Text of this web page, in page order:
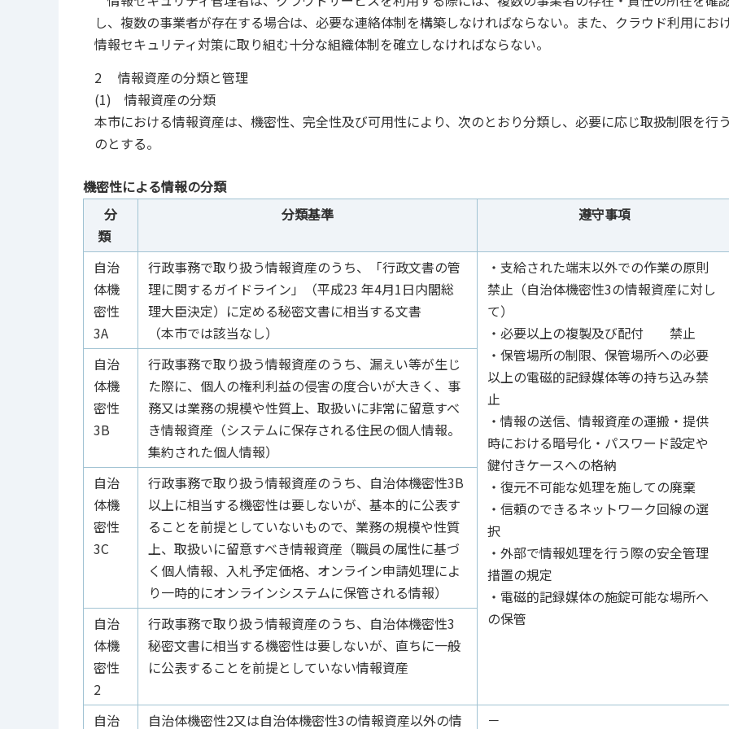
し、複数の事業者が存在する場合は、必要な連絡体制を構築しなければならない。また、クラウド利用にお
情報セキュリティ対策に取り組む十分な組織体制を確立しなければならない。
2 情報資産の分類と管理
(1) 情報資産の分類
本市における情報資産は、機密性、完全性及び可用性により、次のとおり分類し、必要に応じ取扱制限を行
のとする。
機密性による情報の分類
分
類
分類基準 遵守事項
自治
体機
密性
3A
行政事務で取り扱う情報資産のうち、「行政文書の管
理に関するガイドライン」（平成23 年4月1日内閣総
理大臣決定）に定める秘密文書に相当する文書
（本市では該当なし）
・支給された端末以外での作業の原則
禁止（自治体機密性3の情報資産に対し
て）
・必要以上の複製及び配付 禁止
・保管場所の制限、保管場所への必要
以上の電磁的記録媒体等の持ち込み禁
止
・情報の送信、情報資産の運搬・提供
時における暗号化・パスワード設定や
鍵付きケースへの格納
・復元不可能な処理を施しての廃棄
・信頼のできるネットワーク回線の選
択
・外部で情報処理を行う際の安全管理
措置の規定
・電磁的記録媒体の施錠可能な場所へ
の保管
自治
体機
密性
3B
行政事務で取り扱う情報資産のうち、漏えい等が生じ
た際に、個人の権利利益の侵害の度合いが大きく、事
務又は業務の規模や性質上、取扱いに非常に留意すべ
き情報資産 （システムに保存される住民の個人情報。
集約された個人情報）
自治
体機
密性
3C
行政事務で取り扱う情報資産のうち、自治体機密性3B
以上に相当する機密性は要しないが、基本的に公表す
ることを前提としていないもので、業務の規模や性質
上、取扱いに留意すべき情報資産 （職員の属性に基づ
く個人情報、入札予定価格、オンライン申請処理によ
り一時的にオンラインシステムに保管される情報）
自治
体機
密性
2
行政事務で取り扱う情報資産のうち、自治体機密性3
秘密文書に相当する機密性は要しないが、直ちに一般
に公表することを前提としていない情報資産
自治 自治体機密性2又は自治体機密性3の情報資産以外の情 －